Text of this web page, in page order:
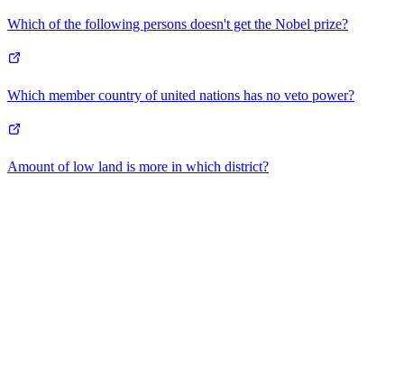
Which of the following persons doesn't get the Nobel prize?
Which member country of united nations has no veto power?
Amount of low land is more in which district?